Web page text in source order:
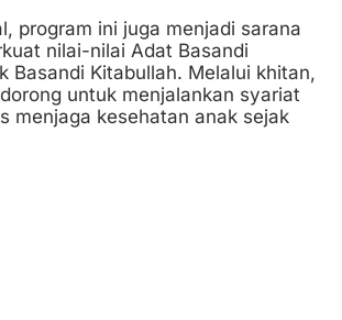
program ini juga menjadi sarana
nilai-nilai Adat Basandi
Basandi Kitabullah. Melalui khitan,
untuk menjalankan syariat
menjaga kesehatan anak sejak